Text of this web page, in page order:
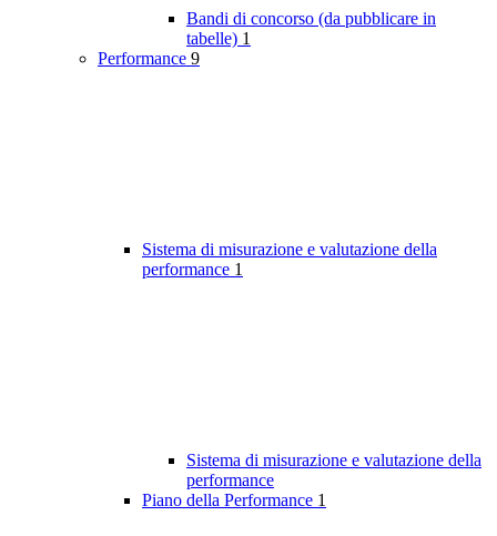
Bandi di concorso (da pubblicare in
tabelle) 1
Performance 9
Sistema di misurazione e valutazione della
performance 1
Sistema di misurazione e valutazione della
performance
Piano della Performance 1